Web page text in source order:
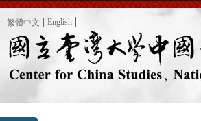
繁體中文 English